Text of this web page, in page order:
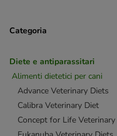
Categoria
Diete e antiparassitari
Alimenti dietetici per cani
Advance Veterinary Diets
Calibra Veterinary Diet
Concept for Life